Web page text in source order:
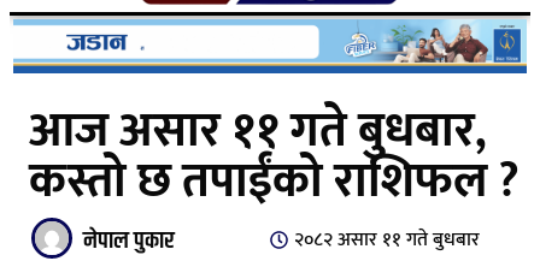
आज असार ११ गते बुधबार,
कस्तो छ तपाईंको राशिफल ?
नेपाल पुकार २०८२ असार ११ गते बुधबार